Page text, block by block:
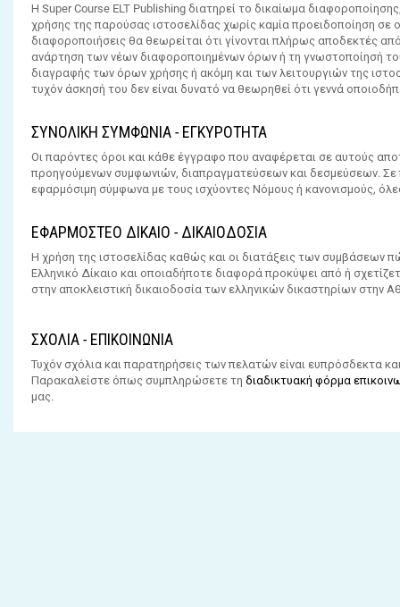
Η Super Course ELT Publishing διατηρεί το δικαίωμα
χρήσης της παρούσας ιστοσελίδας χωρίς καμία προειδοποίηση σε
διαφοροποιήσεις θα θεωρείται ότι γίνονται πλήρως αποδεκτές
ανάρτηση των νέων διαφοροποιημένων όρων ή τη γνωστοποίησή
διαγραφής των όρων χρήσης ή ακόμη και των λειτουργιών της
τυχόν άσκησή του δεν είναι δυνατό να θεωρηθεί ότι γεννά
ΣΥΝΟΛΙΚΗ ΣΥΜΦΩΝΙΑ - ΕΓΚΥΡΟΤΗΤΑ
Οι παρόντες όροι και κάθε έγγραφο που αναφέρεται σε αυτούς
προηγούμενων συμφωνιών, διαπραγματεύσεων και δεσμεύσεων. Σε
εφαρμόσιμη σύμφωνα με τους ισχύοντες Νόμους ή κανονισμούς,
ΕΦΑΡΜΟΣΤΕΟ ΔΙΚΑΙΟ - ΔΙΚΑΙΟΔΟΣΙΑ
Η χρήση της ιστοσελίδας καθώς και οι διατάξεις των συμβάσεων
Ελληνικό Δίκαιο και οποιαδήποτε διαφορά προκύψει από ή
στην αποκλειστική δικαιοδοσία των ελληνικών δικαστηρίων στην
ΣΧΟΛΙΑ - ΕΠΙΚΟΙΝΩΝΙΑ
Τυχόν σχόλια και παρατηρήσεις των πελατών είναι ευπρόσδεκτα
Παρακαλείστε όπως συμπληρώσετε τη διαδικτυακή φόρμα
μας.